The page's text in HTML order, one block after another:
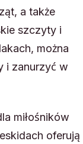
a także
szczyty i
można
i zanurzyć w
miłośników
oferują